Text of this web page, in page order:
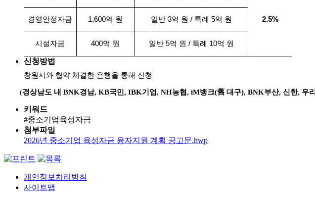
2.5%
경영안정자금 1,600억 원 일반 3억 원 / 특례 5억 원
시설자금 400억 원 일반 5억 원 / 특례 10억 원
신청방법
창원시와 협약 체결한 은행을 통해 신청
(경상남도 내 BNK경남, KB국민, IBK기업, NH농협, iM뱅크(舊 대구), BNK부산, 신한, 우리
키워드
#중소기업육성자금
첨부파일
2026년 중소기업 육성자금 융자지원 계획 공고문.hwp
개인정보처리방침
사이트맵